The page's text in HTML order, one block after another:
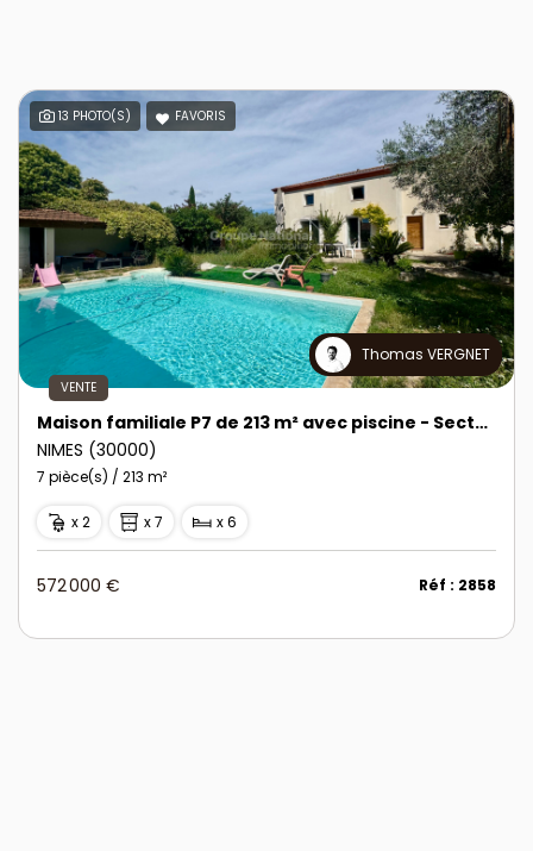
13 PHOTO(S) FAVORIS
Thomas VERGNET
VENTE
Maison familiale P7 de 213 m² avec piscine - Secteur Mas du Boudan
NIMES (30000)
7 pièce(s) / 213 m²
x 2 x 7 x 6
572 000 € Réf : 2858